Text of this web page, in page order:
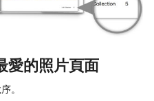
愛的照片頁面
。